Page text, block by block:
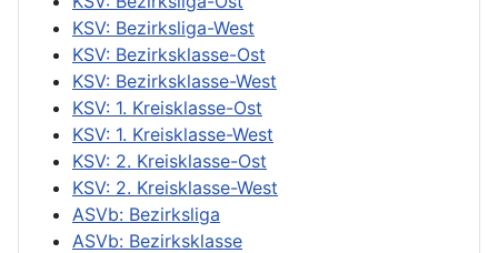
KSV: Bezirksliga-West
KSV: Bezirksklasse-Ost
KSV: Bezirksklasse-West
KSV: 1. Kreisklasse-Ost
KSV: 1. Kreisklasse-West
KSV: 2. Kreisklasse-Ost
KSV: 2. Kreisklasse-West
ASVb: Bezirksliga
ASVb: Bezirksklasse